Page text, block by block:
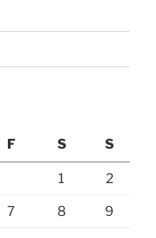
F S S
1 2
7 8 9